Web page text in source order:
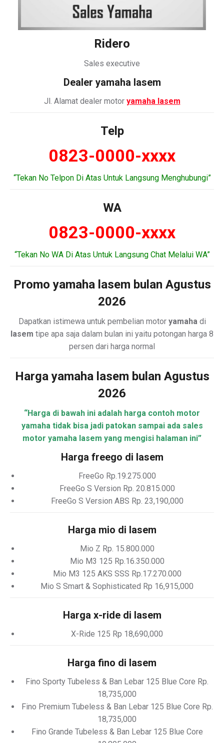
Ridero
Sales executive
Dealer yamaha lasem
Jl. Alamat dealer motor yamaha lasem
Telp
0823-0000-xxxx
“Tekan No Telpon Di Atas Untuk Langsung Menghubungi”
WA
0823-0000-xxxx
“Tekan No WA Di Atas Untuk Langsung Chat Melalui WA”
Promo yamaha lasem bulan Agustus
2026
Dapatkan istimewa untuk pembelian motor yamahadi
lasem tipe apa saja dalam bulan ini yaitu potongan harga 8
persen dari harga normal
Harga yamaha lasem bulan Agustus
2026
“Harga di bawah ini adalah harga contoh motor
yamaha tidak bisa jadi patokan sampai ada sales
motor yamaha lasem yang mengisi halaman ini”
Harga freego di lasem
FreeGo Rp.19.275.000
FreeGo S Version Rp. 20.815.000
FreeGo S Version ABS Rp. 23,190,000
Harga mio di lasem
Mio Z Rp. 15.800.000
Mio M3 125 Rp.16.350.000
Mio M3 125 AKS SSS Rp.17.270.000
Mio S Smart & Sophisticated Rp 16,915,000
Harga x-ride di lasem
X-Ride 125 Rp 18,690,000
Harga fino di lasem
Fino Sporty Tubeless & Ban Lebar 125 Blue Core Rp.
18,735,000
Fino Premium Tubeless & Ban Lebar 125 Blue Core Rp.
18,735,000
Fino Grande Tubeless & Ban Lebar 125 Blue Core